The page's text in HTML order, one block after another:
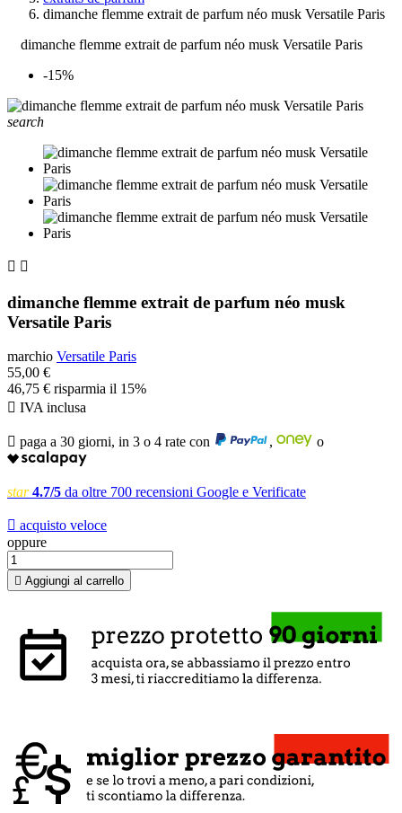
dimanche flemme extrait de parfum néo musk Versatile Paris
dimanche flemme extrait de parfum néo musk Versatile Paris
-15%
search
 
dimanche flemme extrait de parfum néo musk
Versatile Paris
marchio Versatile Paris
55,00 €
46,75 € risparmia il 15%
 IVA inclusa
 paga a 30 giorni, in 3 o 4 rate con , o
star 4.7/5 da oltre 700 recensioni Google e Verificate
 acquisto veloce
oppure
 Aggiungi al carrello